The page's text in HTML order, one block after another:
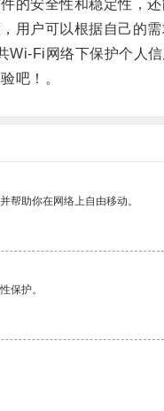
安全性和稳定性，还
户可以根据自己的需
Fi网络下保护个人信
吧！。
帮助你在网络上自由移动。
保护。